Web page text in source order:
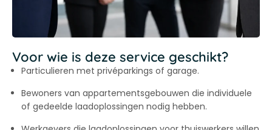
Voor wie is deze service geschikt?
Particulieren met privéparkings of garage.
Bewoners van appartementsgebouwen die individuele
of gedeelde laadoplossingen nodig hebben.